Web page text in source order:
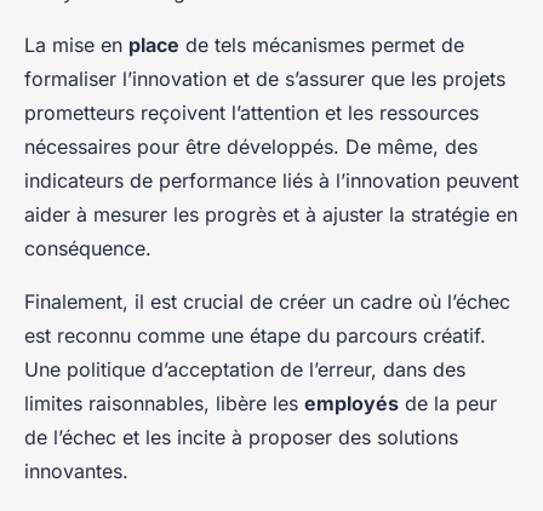
La mise en place de tels mécanismes permet de
formaliser l’innovation et de s’assurer que les projets
prometteurs reçoivent l’attention et les ressources
nécessaires pour être développés. De même, des
indicateurs de performance liés à l’innovation peuvent
aider à mesurer les progrès et à ajuster la stratégie en
conséquence.
Finalement, il est crucial de créer un cadre où l’échec
est reconnu comme une étape du parcours créatif.
Une politique d’acceptation de l’erreur, dans des
limites raisonnables, libère les employés de la peur
de l’échec et les incite à proposer des solutions
innovantes.